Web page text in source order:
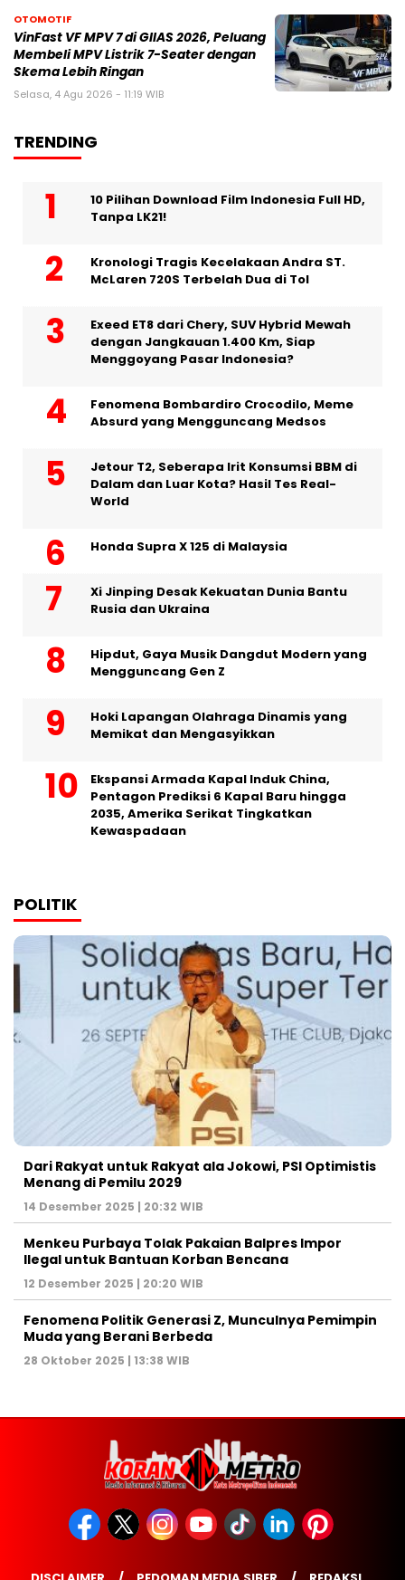
OTOMOTIF
VinFast VF MPV 7 di GIIAS 2026, Peluang
Membeli MPV Listrik 7-Seater dengan
Skema Lebih Ringan
Selasa, 4 Agu 2026 - 11:19 WIB
TRENDING
10 Pilihan Download Film Indonesia Full HD,
Tanpa LK21!
Kronologi Tragis Kecelakaan Andra ST.
McLaren 720S Terbelah Dua di Tol
Exeed ET8 dari Chery, SUV Hybrid Mewah
dengan Jangkauan 1.400 Km, Siap
Menggoyang Pasar Indonesia?
Fenomena Bombardiro Crocodilo, Meme
Absurd yang Mengguncang Medsos
Jetour T2, Seberapa Irit Konsumsi BBM di
Dalam dan Luar Kota? Hasil Tes Real-
World
Honda Supra X 125 di Malaysia
Xi Jinping Desak Kekuatan Dunia Bantu
Rusia dan Ukraina
Hipdut, Gaya Musik Dangdut Modern yang
Mengguncang Gen Z
Hoki Lapangan Olahraga Dinamis yang
Memikat dan Mengasyikkan
Ekspansi Armada Kapal Induk China,
Pentagon Prediksi 6 Kapal Baru hingga
2035, Amerika Serikat Tingkatkan
Kewaspadaan
POLITIK
Dari Rakyat untuk Rakyat ala Jokowi, PSI Optimistis
Menang di Pemilu 2029
14 Desember 2025 | 20:32 WIB
Menkeu Purbaya Tolak Pakaian Balpres Impor
Ilegal untuk Bantuan Korban Bencana
12 Desember 2025 | 20:20 WIB
Fenomena Politik Generasi Z, Munculnya Pemimpin
Muda yang Berani Berbeda
28 Oktober 2025 | 13:38 WIB